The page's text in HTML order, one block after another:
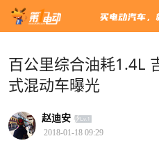
百公里综合油耗1.4L
式混动车曝光
赵迪安
2018-01-18 09:29